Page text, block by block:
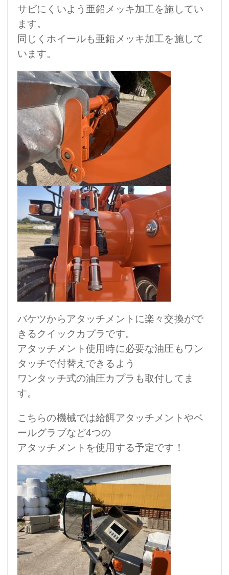
サビにくいよう亜鉛メッキ加工を施してい
ます。
同じくホイールも亜鉛メッキ加工を施して
います。
バケツからアタッチメントに楽々交換がで
きるクイックカプラです。
アタッチメント使用時に必要な油圧もワン
タッチで付替えできるよう
ワンタッチ式の油圧カプラも取付してま
す。
こちらの機械では給餌アタッチメントやベ
ールグラブなど4つの
アタッチメントを使用する予定です！